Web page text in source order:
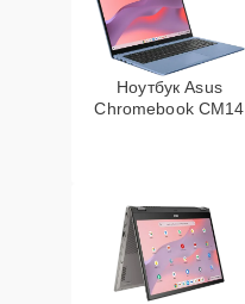
Ноутбук Asus
Chromebook CM14